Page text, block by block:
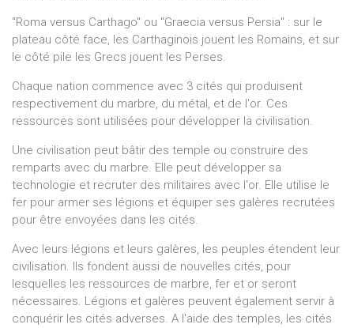
"Roma versus Carthago" ou "Graecia versus Persia" : sur le
plateau côté face, les Carthaginois jouent les Romains, et sur
le côté pile les Grecs jouent les Perses.
Chaque nation commence avec 3 cités qui produisent
respectivement du marbre, du métal, et de l'or. Ces
ressources sont utilisées pour développer la civilisation.
Une civilisation peut bâtir des temple ou construire des
remparts avec du marbre. Elle peut développer sa
technologie et recruter des militaires avec l'or. Elle utilise le
fer pour armer ses légions et équiper ses galères recrutées
pour être envoyées dans les cités.
Avec leurs légions et leurs galères, les peuples étendent leur
civilisation. Ils fondent aussi de nouvelles cités, pour
lesquelles les ressources de marbre, fer et or seront
nécessaires. Légions et galères peuvent également servir à
conquérir les cités adverses. A l'aide des temples, les cités